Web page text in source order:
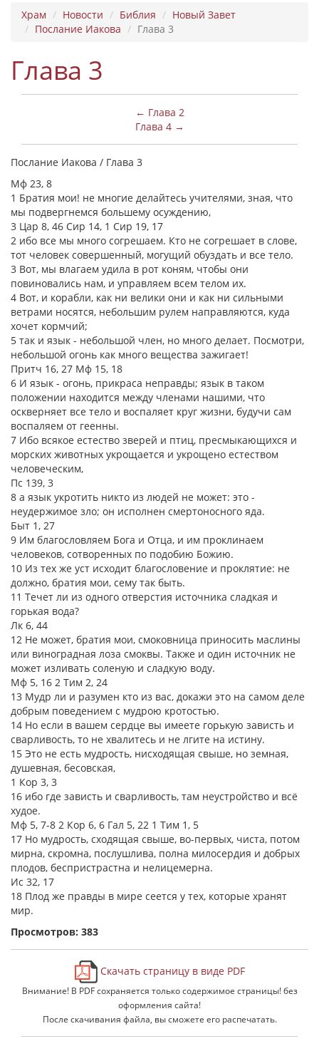
Храм Новости Библия
Новый Завет
Послание Иакова
Глава 3
Глава 3
← Глава 2
Глава 4 →
Послание Иакова / Глава 3
Мф 23, 8
1 Братия мои! не многие делайтесь учителями, зная, что
мы подвергнемся большему осуждению,
3 Цар 8, 46 Сир 14, 1 Сир 19, 17
2 ибо все мы много согрешаем. Кто не согрешает в слове,
тот человек совершенный, могущий обуздать и все тело.
3 Вот, мы влагаем удила в рот коням, чтобы они
повиновались нам, и управляем всем телом их.
4 Вот, и корабли, как ни велики они и как ни сильными
ветрами носятся, небольшим рулем направляются, куда
хочет кормчий;
5 так и язык - небольшой член, но много делает. Посмотри,
небольшой огонь как много вещества зажигает!
Притч 16, 27 Мф 15, 18
6 И язык - огонь, прикраса неправды; язык в таком
положении находится между членами нашими, что
оскверняет все тело и воспаляет круг жизни, будучи сам
воспаляем от геенны.
7 Ибо всякое естество зверей и птиц, пресмыкающихся и
морских животных укрощается и укрощено естеством
человеческим,
Пс 139, 3
8 а язык укротить никто из людей не может: это -
неудержимое зло; он исполнен смертоносного яда.
Быт 1, 27
9 Им благословляем Бога и Отца, и им проклинаем
человеков, сотворенных по подобию Божию.
10 Из тех же уст исходит благословение и проклятие: не
должно, братия мои, сему так быть.
11 Течет ли из одного отверстия источника сладкая и
горькая вода?
Лк 6, 44
12 Не может, братия мои, смоковница приносить маслины
или виноградная лоза смоквы. Также и один источник не
может изливать соленую и сладкую воду.
Мф 5, 16 2 Тим 2, 24
13 Мудр ли и разумен кто из вас, докажи это на самом деле
добрым поведением с мудрою кротостью.
14 Но если в вашем сердце вы имеете горькую зависть и
сварливость, то не хвалитесь и не лгите на истину.
15 Это не есть мудрость, нисходящая свыше, но земная,
душевная, бесовская,
1 Кор 3, 3
16 ибо где зависть и сварливость, там неустройство и всё
худое.
Мф 5, 7-8 2 Кор 6, 6 Гал 5, 22 1 Тим 1, 5
17 Но мудрость, сходящая свыше, во-первых, чиста, потом
мирна, скромна, послушлива, полна милосердия и добрых
плодов, беспристрастна и нелицемерна.
Ис 32, 17
18 Плод же правды в мире сеется у тех, которые хранят
мир.
Просмотров: 383
Скачать страницу в виде PDF
Внимание! В PDF сохраняется только содержимое страницы! без
оформления сайта!
После скачивания файла, вы сможете его распечатать.